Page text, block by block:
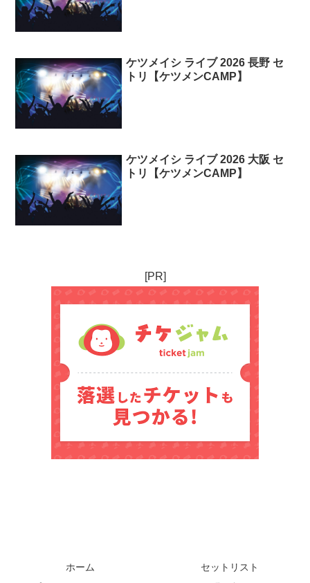
ケツメイシ ライブ 2026 長野 セ
トリ【ケツメンCAMP】
ケツメイシ ライブ 2026 大阪 セ
トリ【ケツメンCAMP】
[PR]
ホーム
セットリスト